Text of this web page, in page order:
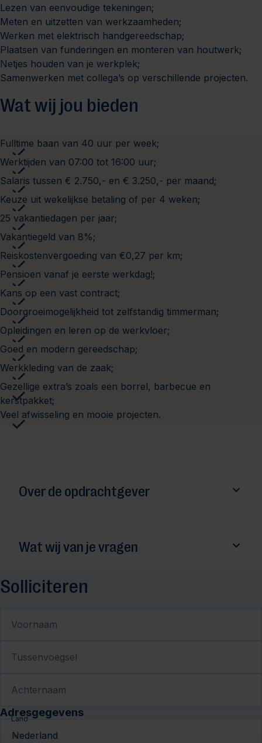
Lezen van eenvoudige tekeningen;
Meten en uitzetten van werkzaamheden;
Werken met elektrisch handgereedschap;
Plaatsen van funderingen en monteren van houtwerk;
Netjes houden van je werkplek;
Samenwerken met collega’s op verschillende projecten.
Wat wij jou bieden
Fulltime baan van 40 uur per week;
Werktijden van 07:00 tot 16:00 uur;
Salaris tussen € 2.750,- en € 3.250,- per maand;
Keuze uit wekelijkse betaling of per 4 weken;
25 vakantiedagen per jaar;
Vakantiegeld van 8%;
Reiskostenvergoeding van €0,27 per km;
Pensioen vanaf je eerste werkdag!;
Kans op een vast contract;
Doorgroeimogelijkheid tot zelfstandig timmerman;
Opleidingen en leren op de werkvloer;
Goed en modern gereedschap;
Werkkleding van de zaak;
Gezellige extra’s zoals een borrel, barbecue en
kerstpakket;
Veel afwisseling en mooie projecten.
Over de opdrachtgever
Wat wij van je vragen
Solliciteren
Voornaam
Tussenvoegsel
Achternaam
Adresgegevens
Land